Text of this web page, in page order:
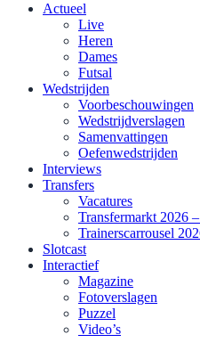
Actueel
Live
Heren
Dames
Futsal
Wedstrijden
Voorbeschouwingen
Wedstrijdverslagen
Samenvattingen
Oefenwedstrijden
Interviews
Transfers
Vacatures
Transfermarkt 2026
Trainerscarrousel
Slotcast
Interactief
Magazine
Fotoverslagen
Puzzel
Video’s